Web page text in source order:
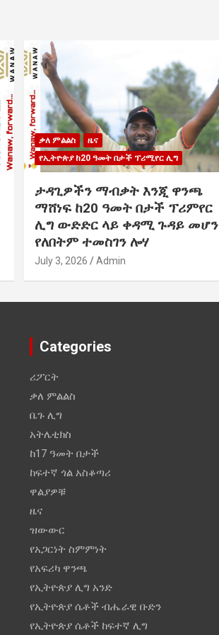
ቃለ ምልልስ
ዜና
የኢትዮጵያ ከ20 ዓመት በታች ፕሪሚየር ሊግ
ታዳጊዎችን ማብቃት እንጂ ዋንጫ
ማሸነፍ ከ20 ዓመት በታች ፕሪምየር
ሊግ ውድድር ላይ ቀዳሚ ጉዳይ መሆን
የለበትም ተመስገን ሎሃ
July 3, 2026 Admin
Categories
ሪፖርት
ቃለ ምልልስ
ቤጉ ሊግ
አትሌቲክስ
ከ17 ዓመት በታች
ከፍተኛ ጎል አስቆጣሪ
ዋልያዎቹ
ዜና
ዝውውር
የአጋርነት ስምምነት
የአፍሪካ ዋንጫ
የኢትዮጵያ ሊግ አንድ
የኢትዮጵያ ሴቶች ብሔራዊ ቡድን
የኢትዮጵያ ሴቶች ከፍተኛ ሊግ